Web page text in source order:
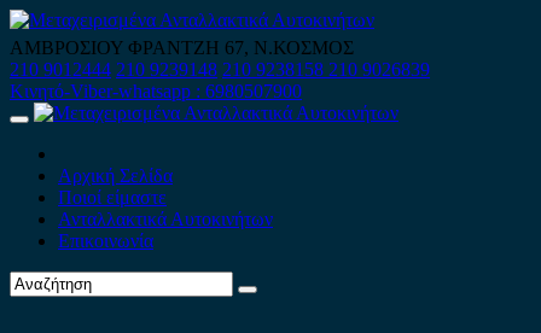
Skip
to
content
ΑΜΒΡΟΣΙΟΥ ΦΡΑΝΤΖΗ 67, Ν.ΚΟΣΜΟΣ
210 9012444 210 9239148 210 9238158 210 9026839
Κινητό-Viber-whatsapp : 6980507900
Primary
Αρχική Σελίδα
Ποιοί είμαστε
Ανταλλακτικά Αυτοκινήτων
Επικοινωνία